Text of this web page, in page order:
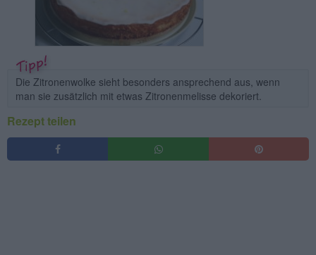
Die Zitronenwolke sieht besonders ansprechend aus, wenn
man sie zusätzlich mit etwas Zitronenmelisse dekoriert.
Rezept teilen